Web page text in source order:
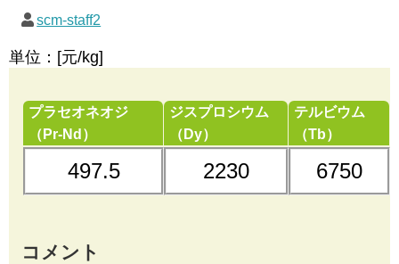
scm-staff2
単位：[元/kg]
プラセオネオジ
（Pr-Nd）
497.5
ジスプロシウム
（Dy）
2230
テルビウム
（Tb）
6750
コメント